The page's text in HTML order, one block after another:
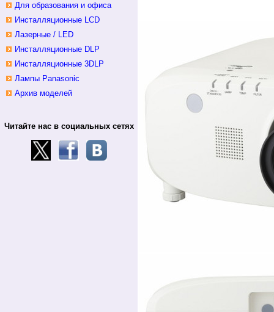
Для образования и офиса
Инсталляционные LCD
Лазерные / LED
Инсталляционные DLP
Инсталляционные 3DLP
Лампы Panasonic
Архив моделей
Читайте нас в социальных сетях